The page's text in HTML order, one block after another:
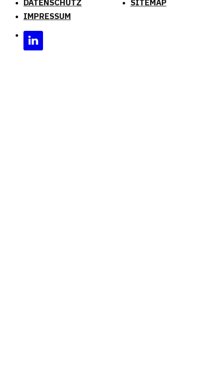
DATENSCHUTZ
IMPRESSUM
SITEMAP